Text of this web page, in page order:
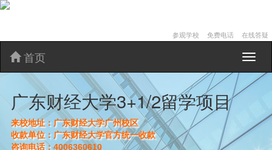
在线答疑
免费电话
参观学校
广
东
财
3+1/2
首页
广东财经大学3+1/2留学项目
来校地址： 广东财经大学广州校区
收款单位： 广东财经大学官方统一收款
咨询电话：4006360610